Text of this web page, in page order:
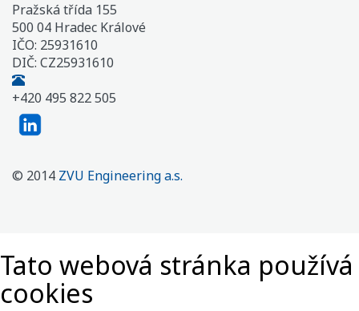
Pražská třída 155
500 04 Hradec Králové
IČO: 25931610
DIČ: CZ25931610
+420 495 822 505
© 2014 ZVU Engineering a.s.
Tato webová stránka používá
cookies